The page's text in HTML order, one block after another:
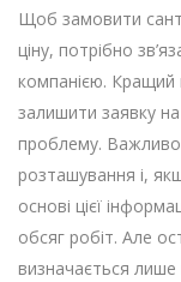
Щоб замовити
ціну, потрібно
компанією. Кращий
залишити заявку
проблему. Важливо
розташування і,
основі цієї
обсяг робіт. Але
визначається лише